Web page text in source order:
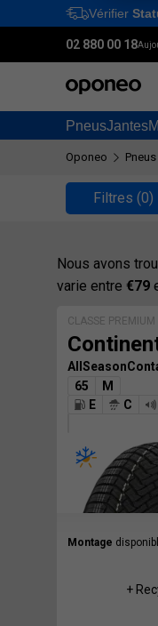
Vérifier
02 880 00 18
PneusJantes
Oponeo
Filtres (0)
Nous avons
varie entre €79
CLASSE PREMIUM
65
M
E
C
Montage
+